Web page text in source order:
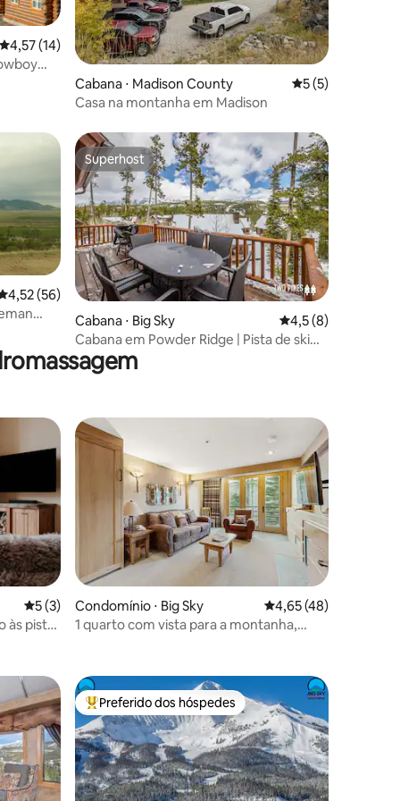
4,57 de uma avaliação média de 5, 14 avaliações
4,57 (14)
Cabana ⋅ Madison County 5 de uma
5 (5)
Casa na montanha em Madison
de uma avaliação média de 5, 56 avaliações
4,52 (56)
Superhost
Superhost
Cabana ⋅ Big Sky 4,5 de uma
4,5 (8)
Cabana em Powder Ridge | Pista de ski
por perto | Banheira de hidromassagem
5 de uma avaliação média de 5, 3 avaliações
5 (3)
pistas
Condomínio ⋅ Big Sky 4,65 de uma
4,65 (48)
1 quarto com vista para a montanha,
Entre os melhores preferidos dos hóspedes
Preferido dos hóspedes